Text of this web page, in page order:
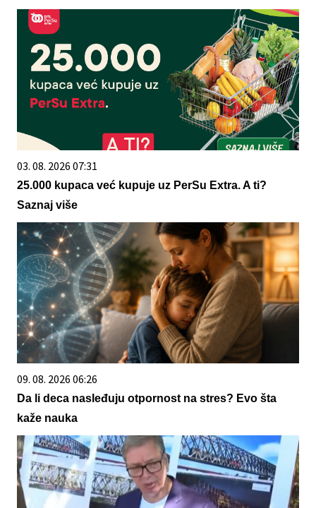
03. 08. 2026 07:31
25.000 kupaca već kupuje uz PerSu Extra. A ti?
Saznaj više
09. 08. 2026 06:26
Da li deca nasleđuju otpornost na stres? Evo šta
kaže nauka